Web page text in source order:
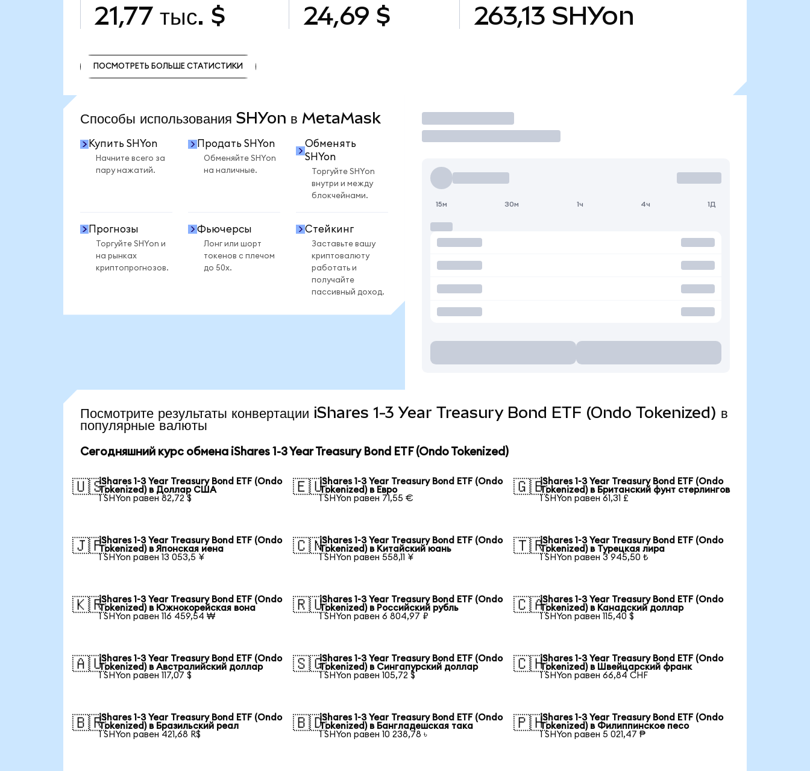
21,77 тыс. $ 24,69 $ 263,13 SHYon
ПОСМОТРЕТЬ БОЛЬШЕ СТАТИСТИКИ
Способы использования SHYon в MetaMask
Купить SHYon
Начните всего за
пару нажатий.
Продать SHYon
Обменяйте SHYon
на наличные.
Обменять
SHYon
Торгуйте SHYon
внутри и между
блокчейнами.
Прогнозы
Торгуйте SHYon и
на рынках
криптопрогнозов.
Фьючерсы
Лонг или шорт
токенов с плечом
до 50x.
Стейкинг
Заставьте вашу
криптовалюту
работать и
получайте
пассивный доход.
Торговать
15м 30м 1ч 4ч 1Д
Посмотрите результаты конвертации iShares 1-3 Year Treasury Bond ETF (Ondo Tokenized) в
популярные валюты
Сегодняшний курс обмена iShares 1-3 Year Treasury Bond ETF (Ondo Tokenized)
🇺🇸iShares 1-3 Year Treasury Bond ETF (Ondo
Tokenized) в Доллар США
1 SHYon равен 82,72 $
🇪🇺iShares 1-3 Year Treasury Bond ETF (Ondo
Tokenized) в Евро
1 SHYon равен 71,55 €
🇬🇧iShares 1-3 Year Treasury Bond ETF (Ondo
Tokenized) в Британский фунт стерлингов
1 SHYon равен 61,31 £
🇯🇵iShares 1-3 Year Treasury Bond ETF (Ondo
Tokenized) в Японская иена
1 SHYon равен 13 053,5 ¥
🇨🇳iShares 1-3 Year Treasury Bond ETF (Ondo
Tokenized) в Китайский юань
1 SHYon равен 558,11 ¥
🇹🇷iShares 1-3 Year Treasury Bond ETF (Ondo
Tokenized) в Турецкая лира
1 SHYon равен 3 945,50 ₺
🇰🇷iShares 1-3 Year Treasury Bond ETF (Ondo
Tokenized) в Южнокорейская вона
1 SHYon равен 116 459,54 ₩
🇷🇺iShares 1-3 Year Treasury Bond ETF (Ondo
Tokenized) в Российский рубль
1 SHYon равен 6 804,97 ₽
🇨🇦iShares 1-3 Year Treasury Bond ETF (Ondo
Tokenized) в Канадский доллар
1 SHYon равен 115,40 $
🇦🇺iShares 1-3 Year Treasury Bond ETF (Ondo
Tokenized) в Австралийский доллар
1 SHYon равен 117,07 $
🇸🇬iShares 1-3 Year Treasury Bond ETF (Ondo
Tokenized) в Сингапурский доллар
1 SHYon равен 105,72 $
🇨🇭iShares 1-3 Year Treasury Bond ETF (Ondo
Tokenized) в Швейцарский франк
1 SHYon равен 66,84 CHF
🇧🇷iShares 1-3 Year Treasury Bond ETF (Ondo
Tokenized) в Бразильский реал
1 SHYon равен 421,68 R$
🇧🇩iShares 1-3 Year Treasury Bond ETF (Ondo
Tokenized) в Бангладешская така
1 SHYon равен 10 238,78 ৳
🇵🇭iShares 1-3 Year Treasury Bond ETF (Ondo
Tokenized) в Филиппинское песо
1 SHYon равен 5 021,47 ₱